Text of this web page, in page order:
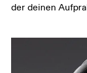
der deinen